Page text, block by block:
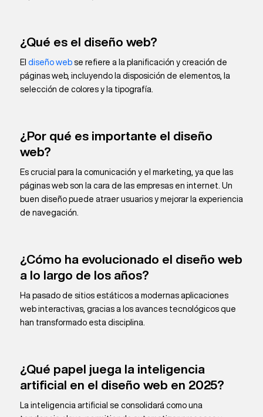
¿Qué es el diseño web?
El diseño webse refiere a la planificación y creación de
páginas web, incluyendo la disposición de elementos, la
selección de colores y la tipografía.
¿Por qué es importante el diseño
web?
Es crucial para la comunicación y el marketing, ya que las
páginas web son la cara de las empresas en internet. Un
buen diseño puede atraer usuarios y mejorar la experiencia
de navegación.
¿Cómo ha evolucionado el diseño web
a lo largo de los años?
Ha pasado de sitios estáticos a modernas aplicaciones
web interactivas, gracias a los avances tecnológicos que
han transformado esta disciplina.
¿Qué papel juega la inteligencia
artificial en el diseño web en 2025?
La inteligencia artificial se consolidará como una